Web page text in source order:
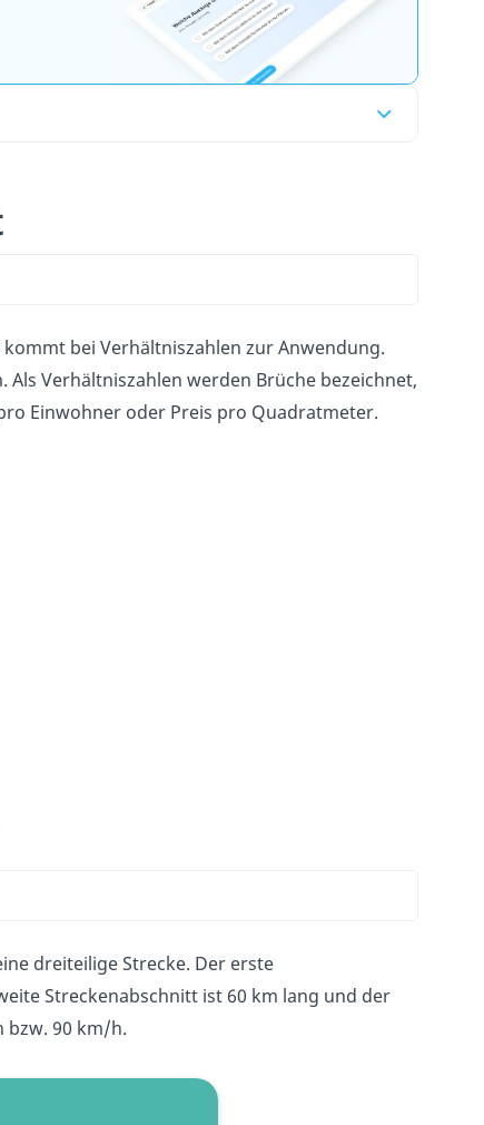
bei Verhältniszahlen zur Anwendung.
Verhältniszahlen werden Brüche bezeichnet,
Einwohner oder Preis pro Quadratmeter.
dreiteilige Strecke. Der erste
Streckenabschnitt ist 60 km lang und der
bzw. 90 km/h.